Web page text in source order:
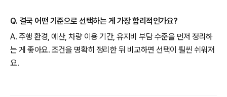
Q. 결국 어떤 기준으로 선택하는 게 가장 합리적인가요?
A. 주행 환경, 예산, 차량 이용 기간, 유지비 부담 수준을 먼저 정리하
는 게 좋아요. 조건을 명확히 정리한 뒤 비교하면 선택이 훨씬 쉬워져
요.